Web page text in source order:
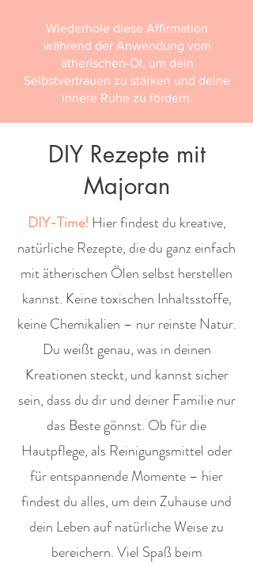
Wiederhole diese Affirmation
während der Anwendung vom
ätherischen-Öl, um dein
Selbstvertrauen zu stärken und deine
innere Ruhe zu fördern.
DIY Rezepte mit
Majoran
DIY-Time! Hier findest du kreative,
natürliche Rezepte, die du ganz einfach
mit ätherischen Ölen selbst herstellen
kannst. Keine toxischen Inhaltsstoffe,
keine Chemikalien – nur reinste Natur.
Du weißt genau, was in deinen
Kreationen steckt, und kannst sicher
sein, dass du dir und deiner Familie nur
das Beste gönnst. Ob für die
Hautpflege, als Reinigungsmittel oder
für entspannende Momente – hier
findest du alles, um dein Zuhause und
dein Leben auf natürliche Weise zu
bereichern. Viel Spaß beim